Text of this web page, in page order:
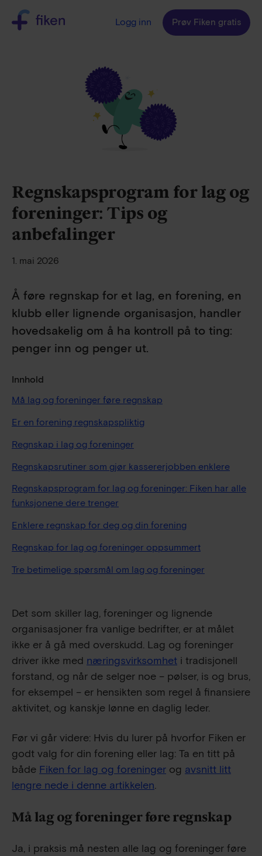
Logg inn Prøv Fiken gratis
Regnskapsprogram for lag og
foreninger: Tips og
anbefalinger
1. mai 2026
Å føre regnskap for et lag, en forening, en
klubb eller lignende organisasjon, handler
hovedsakelig om å ha kontroll på to ting:
penger inn og penger ut.
Innhold
Må lag og foreninger føre regnskap
Er en forening regnskapspliktig
Regnskap i lag og foreninger
Regnskapsrutiner som gjør kassererjobben enklere
Regnskapsprogram for lag og foreninger: Fiken har alle
funksjonene dere trenger
Enklere regnskap for deg og din forening
Regnskap for lag og foreninger oppsummert
Tre betimelige spørsmål om lag og foreninger
Det som skiller lag, foreninger og lignende
organisasjoner fra vanlige bedrifter, er at målet
ikke er å gå med overskudd. Lag og foreninger
driver ikke med næringsvirksomhet i tradisjonell
forstand, og når de selger noe – pølser, is og brus,
for eksempel – er hensikten som regel å finansiere
aktivitet, og kanskje lønne en daglig leder.
Før vi går videre: Hvis du lurer på hvorfor Fiken er
godt valg for din forening eller lag: Ta en titt på
både Fiken for lag og foreninger og avsnitt litt
lengre nede i denne artikkelen.
Må lag og foreninger føre regnskap
Ja, i praksis må nesten alle lag og foreninger føre